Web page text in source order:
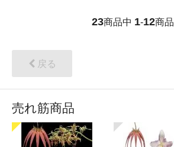
23商品中 1-12商品
戻る
売れ筋商品